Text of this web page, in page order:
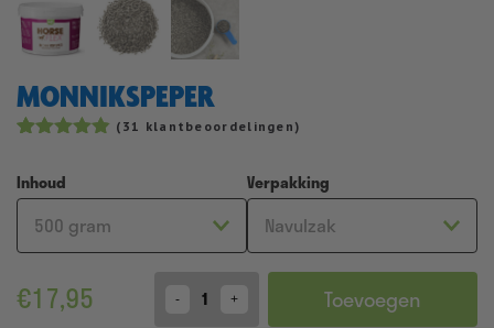
MONNIKSPEPER
gebaseerd
op
klantbeoordelingen
( 31 klantbeoordelingen)
Inhoud Verpakking
€17,95 Quantity Toevoegen